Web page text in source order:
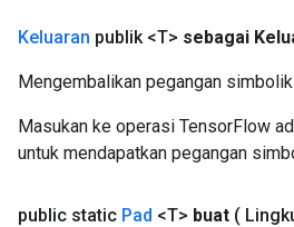
Keluaran publik <T> sebagai
Mengembalikan pegangan
Masukan ke operasi TensorFlow
untuk mendapatkan pegangan
public static Pad <T> buat (